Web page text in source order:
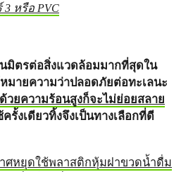
หรือ PVC
มิตรต่อสิ่งแวดล้อมมากที่สุดใน
มายความว่าปลอดภัยต่อทะเลนะ
วยความร้อนสูงก็จะไม่ย่อยสลาย
รั้งเดียวทิ้งจึงเป็นทางเลือกที่ดี
ศหยุดใช้พลาสติกหุ้มฝาขวดน้ำดื่ม